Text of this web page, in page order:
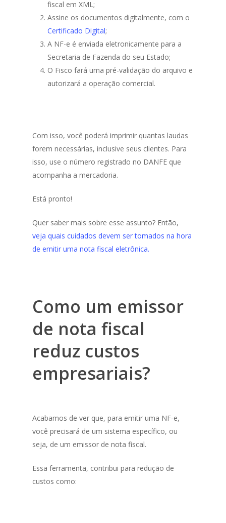
fiscal em XML;
Assine os documentos digitalmente, com o
Certificado Digital;
A NF-e é enviada eletronicamente para a
Secretaria de Fazenda do seu Estado;
O Fisco fará uma pré-validação do arquivo e
autorizará a operação comercial.
Com isso, você poderá imprimir quantas laudas
forem necessárias, inclusive seus clientes. Para
isso, use o número registrado no DANFE que
acompanha a mercadoria.
Está pronto!
Quer saber mais sobre esse assunto? Então,
veja quais cuidados devem ser tomados na hora
de emitir uma nota fiscal eletrônica.
Como um emissor
de nota fiscal
reduz custos
empresariais?
Acabamos de ver que, para emitir uma NF-e,
você precisará de um sistema específico, ou
seja, de um emissor de nota fiscal.
Essa ferramenta, contribui para redução de
custos como: